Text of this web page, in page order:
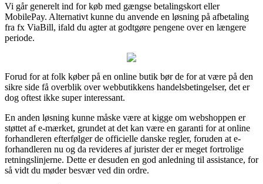
Vi går generelt ind for køb med gængse betalingskort eller
MobilePay. Alternativt kunne du anvende en løsning på afbetaling
fra fx ViaBill, ifald du agter at godtgøre pengene over en længere
periode.
Forud for at folk køber på en online butik bør de for at være på den
sikre side få overblik over webbutikkens handelsbetingelser, det er
dog oftest ikke super interessant.
En anden løsning kunne måske være at kigge om webshoppen er
støttet af e-mærket, grundet at det kan være en garanti for at online
forhandleren efterfølger de officielle danske regler, foruden at e-
forhandleren nu og da revideres af jurister der er meget fortrolige
retningslinjerne. Dette er desuden en god anledning til assistance, for
så vidt du møder besvær ved din ordre.